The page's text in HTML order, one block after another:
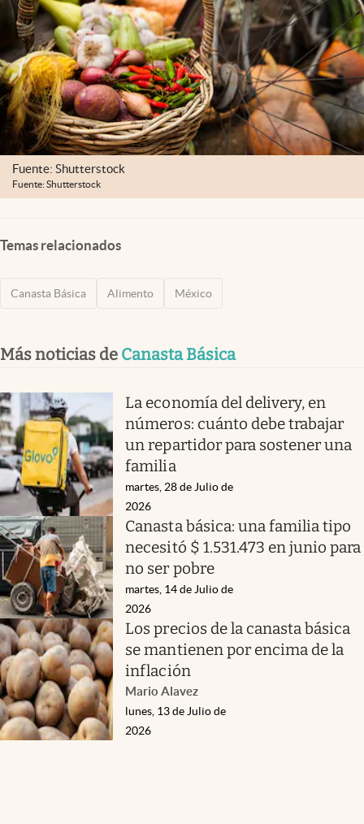
abre en nueva pestaña
México
Fuente: Shutterstock
Fuente: Shutterstock
Temas relacionados
Canasta Básica Alimento México
Más noticias de Canasta Básica
La economía del delivery, en
números: cuánto debe trabajar
un repartidor para sostener una
familia
martes, 28 de Julio de
2026
Canasta básica: una familia tipo
necesitó $ 1.531.473 en junio para
no ser pobre
martes, 14 de Julio de
2026
Los precios de la canasta básica
se mantienen por encima de la
inflación
Mario Alavez
lunes, 13 de Julio de
2026